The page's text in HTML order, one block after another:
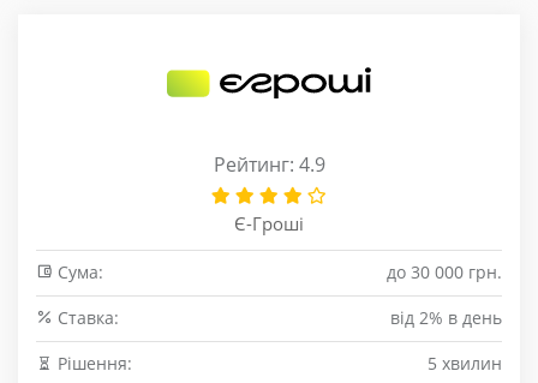
Рейтинг: 4.9
Є-Гроші
Сума:
до 30 000 грн.
Cтавка:
від 2% в день
Рішення:
5 хвилин